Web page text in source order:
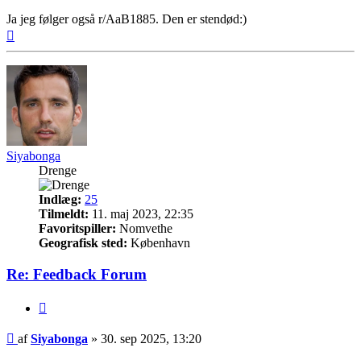
Ja jeg følger også r/AaB1885. Den er stendød:)
Siyabonga
Drenge
Indlæg: 25
Tilmeldt: 11. maj 2023, 22:35
Favoritspiller: Nomvethe
Geografisk sted: København
Re: Feedback Forum
Indlæg
afSiyabonga » 30. sep 2025, 13:20